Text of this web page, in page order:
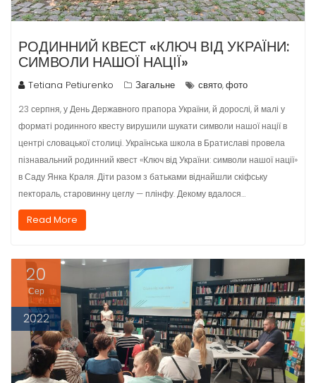
РОДИННИЙ КВЕСТ «КЛЮЧ ВІД УКРАЇНИ:
СИМВОЛИ НАШОЇ НАЦІЇ»
Tetiana Petiurenko Загальне свято,фото
23 серпня, у День Державного прапора України, й дорослі, й малі у
форматі родинного квесту вирушили шукати символи нашої нації в
центрі словацької столиці. Українська школа в Братиславі провела
пізнавальний родинний квест «Ключ від України: символи нашої нації»
в Саду Янка Краля. Діти разом з батьками віднайшли скіфську
пектораль, старовинну цеглу — плінфу. Декому вдалося…
Read More
20
Сер
2022